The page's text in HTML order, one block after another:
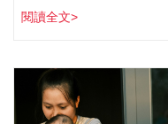
閱讀全文>